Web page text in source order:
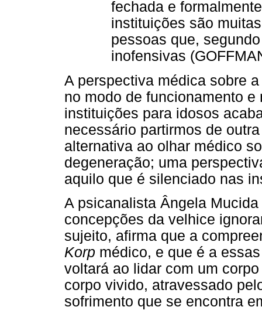
fechada e
instituições são
pessoas que,
inofensivas
A perspectiva médica sobre
no modo de funcionamento
instituições para idosos
necessário partirmos de
alternativa ao olhar médico
degeneração; uma
aquilo que é silenciado nas
A psicanalista Ângela
concepções da velhice
sujeito, afirma que a
Korp médico, e que é a
voltará ao lidar com um
corpo vivido, atravessado
sofrimento que se encontra